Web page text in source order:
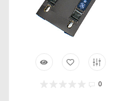
0